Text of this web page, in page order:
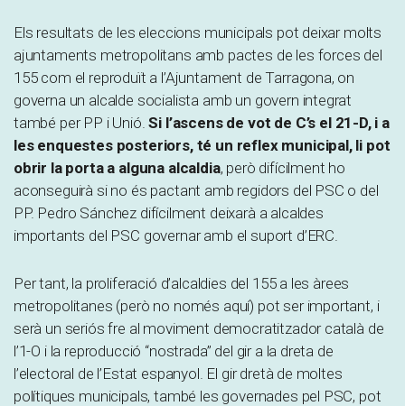
Els resultats de les eleccions municipals pot deixar molts
ajuntaments metropolitans amb pactes de les forces del
155 com el reproduït a l’Ajuntament de Tarragona, on
governa un alcalde socialista amb un govern integrat
també per PP i Unió.Si l’ascens de vot de C’s el 21-D, i a
les enquestes posteriors, té un reflex municipal, li pot
obrir la porta a alguna alcaldia, però difícilment ho
aconseguirà si no és pactant amb regidors del PSC o del
PP. Pedro Sánchez difícilment deixarà a alcaldes
importants del PSC governar amb el suport d’ERC.
Per tant, la proliferació d’alcaldies del 155 a les àrees
metropolitanes (però no només aquí) pot ser important, i
serà un seriós fre al moviment democratitzador català de
l’1-O i la reproducció “nostrada” del gir a la dreta de
l’electoral de l’Estat espanyol. El gir dretà de moltes
polítiques municipals, també les governades pel PSC, pot